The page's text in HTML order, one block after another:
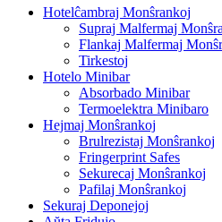
Hotelĉambraj Monŝrankoj
Supraj Malfermaj
Flankaj Malfermaj
Tirkestoj
Hotelo Minibar
Absorbado Minibar
Termoelektra Minibaro
Hejmaj Monŝrankoj
Brulrezistaj Monŝrankoj
Fringerprint Safes
Sekurecaj Monŝrankoj
Pafilaj Monŝrankoj
Sekuraj Deponejoj